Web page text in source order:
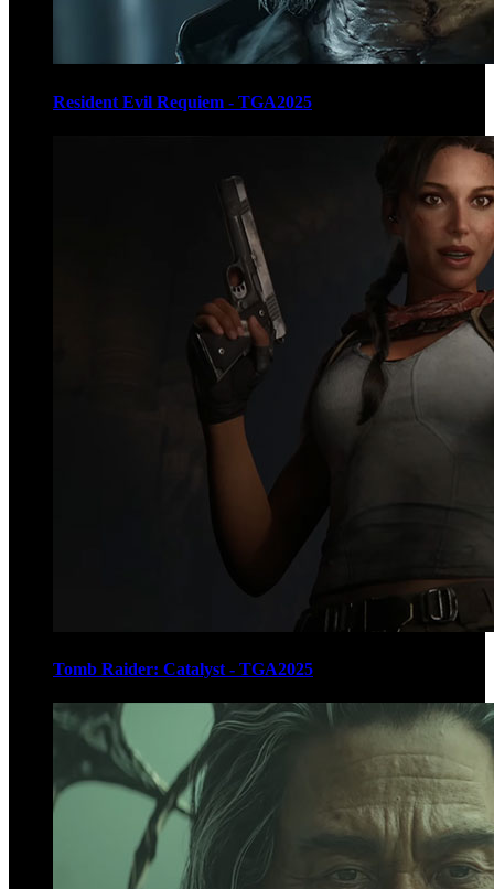
Resident Evil Requiem - TGA2025
Tomb Raider: Catalyst - TGA2025